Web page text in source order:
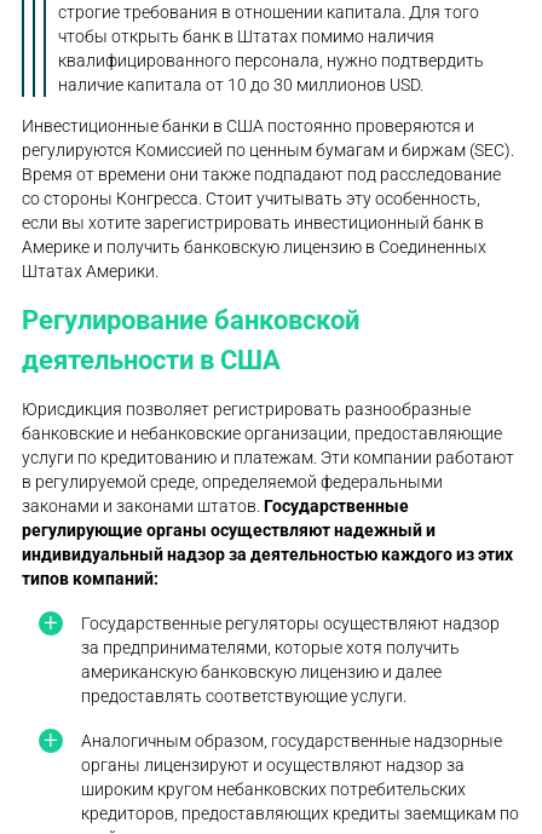
строгие требования в отношении капитала. Для того
чтобы открыть банк в Штатах помимо наличия
квалифицированного персонала, нужно подтвердить
наличие капитала от 10 до 30 миллионов USD.
Инвестиционные банки в США постоянно проверяются и
регулируются Комиссией по ценным бумагам и биржам (SEC).
Время от времени они также подпадают под расследование
со стороны Конгресса. Стоит учитывать эту особенность,
если вы хотите зарегистрировать инвестиционный банк в
Америке и получить банковскую лицензию в Соединенных
Штатах Америки.
Регулирование банковской
деятельности в США
Юрисдикция позволяет регистрировать разнообразные
банковские и небанковские организации, предоставляющие
услуги по кредитованию и платежам. Эти компании работают
в регулируемой среде, определяемой федеральными
законами и законами штатов.Государственные
регулирующие органы осуществляют надежный и
индивидуальный надзор за деятельностью каждого из этих
типов компаний:
Государственные регуляторы осуществляют надзор
за предпринимателями, которые хотя получить
американскую банковскую лицензию и далее
предоставлять соответствующие услуги.
Аналогичным образом, государственные надзорные
органы лицензируют и осуществляют надзор за
широким кругом небанковских потребительских
кредиторов, предоставляющих кредиты заемщикам по